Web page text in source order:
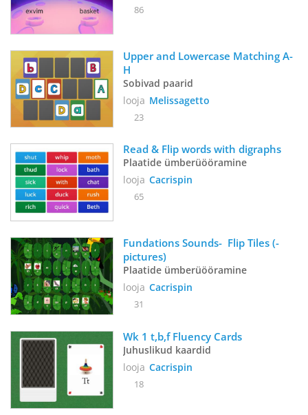
86
Upper and Lowercase Matching A-
H
Sobivad paarid
looja Melissagetto
23
Read & Flip words with digraphs
Plaatide ümberüööramine
looja Cacrispin
65
Fundations Sounds-  Flip Tiles (-
pictures)
Plaatide ümberüööramine
looja Cacrispin
31
Wk 1 t,b,f Fluency Cards
Juhuslikud kaardid
looja Cacrispin
18